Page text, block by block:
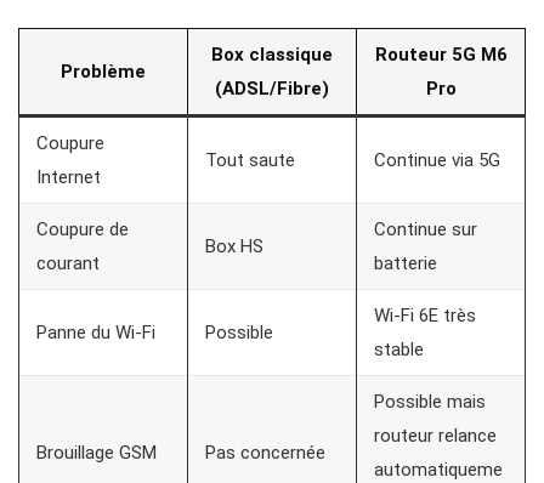
Problème
Box classique
(ADSL/Fibre)
Routeur 5G M6
Pro
Coupure
Internet
Tout saute Continue via 5G
Coupure de
courant
Box HS
Continue sur
batterie
Panne du Wi-Fi Possible
Wi-Fi 6E très
stable
Brouillage GSM Pas concernée
Possible mais
routeur relance
automatiqueme